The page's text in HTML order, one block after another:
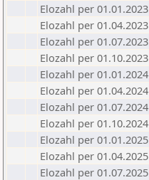
Elozahl per 01.01.2023
Elozahl per 01.04.2023
Elozahl per 01.07.2023
Elozahl per 01.10.2023
Elozahl per 01.01.2024
Elozahl per 01.04.2024
Elozahl per 01.07.2024
Elozahl per 01.10.2024
Elozahl per 01.01.2025
Elozahl per 01.04.2025
Elozahl per 01.07.2025